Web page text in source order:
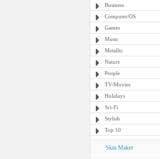
Business
Computer/OS
Games
Music
Metallic
Nature
People
TV/Movies
Holidays
Sci-Fi
Stylish
Top 10
Skin Maker